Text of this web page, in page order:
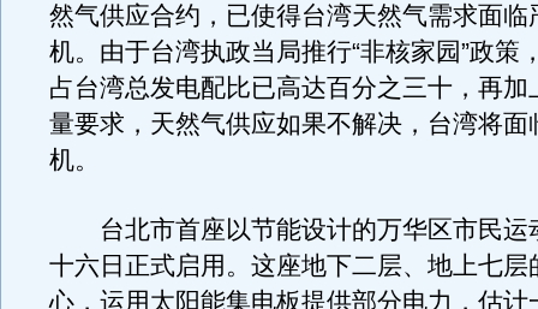
然气供应合约，已使得台湾天然气需求面临
机。由于台湾执政当局推行“非核家园”政策
占台湾总发电配比已高达百分之三十，再加
量要求，天然气供应如果不解决，台湾将面
机。
台北市首座以节能设计的万华区市民运
十六日正式启用。这座地下二层、地上七层
心，运用太阳能集电板提供部分电力，估计